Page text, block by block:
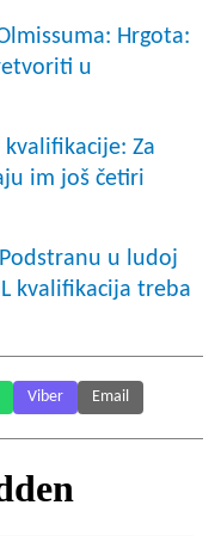
Hrgota:
u
Za
im još četiri
u ludoj
kvalifikacija treba
Viber Email